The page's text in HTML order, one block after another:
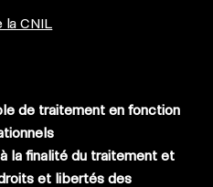
la CNIL
de traitement en fonction
la finalité du traitement et
et libertés des